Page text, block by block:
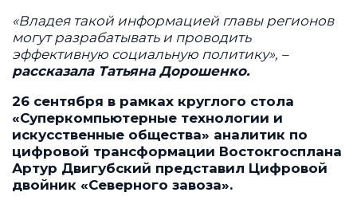
«Владея такой информацией главы регионов
могут разрабатывать и проводить
эффективную социальную политику», –
рассказала Татьяна Дорошенко.
26 сентября в рамках круглого стола
«Суперкомпьютерные технологии и
искусственные общества» аналитик по
цифровой трансформации Востокгосплана
Артур Двигубский представил Цифровой
двойник «Северного завоза».